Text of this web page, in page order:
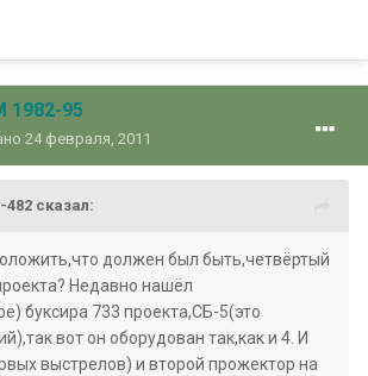
1982-95
24 февраля, 2011
сказал:
должен был быть,четвёртый
Недавно нашёл
буксира 733 проекта,СБ-5(это
вот он оборудован так,как и 4. И
выстрелов) и второй прожектор на